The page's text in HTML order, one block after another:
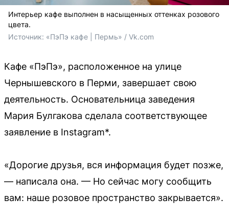
Интерьер кафе выполнен в насыщенных оттенках розового
цвета.
Источник: «ПэПэ кафе | Пермь» / Vk.com
Кафе «ПэПэ», расположенное на улице
Чернышевского в Перми, завершает свою
деятельность. Основательница заведения
Мария Булгакова сделала соответствующее
заявление в Instagram*.
«Дорогие друзья, вся информация будет позже,
— написала она. — Но сейчас могу сообщить
вам: наше розовое пространство закрывается».